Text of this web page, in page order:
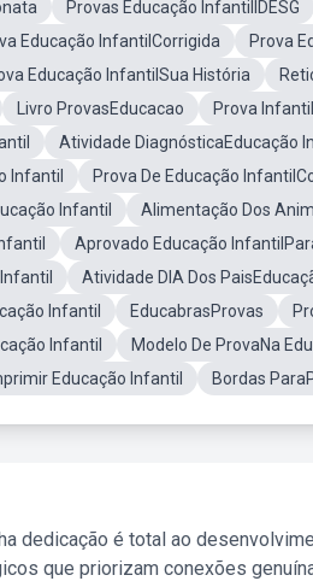
Provas Educação InfantilIDESG
Educação InfantilCorrigida
Prova
Educação InfantilSua História
Livro ProvasEducacao Prova
Atividade DiagnósticaEducação
Infantil
Prova De Educação
Infantil
Alimentação Dos
Aprovado Educação
Atividade DIA Dos
Infantil
EducabrasProvas
Infantil
Modelo De ProvaNa
Educação Infantil Bordas
dedicação é total ao
que priorizam conexões